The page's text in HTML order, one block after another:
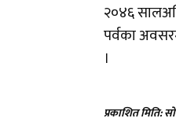
२०४६
पर्वका
।
प्रकाशित मिति: